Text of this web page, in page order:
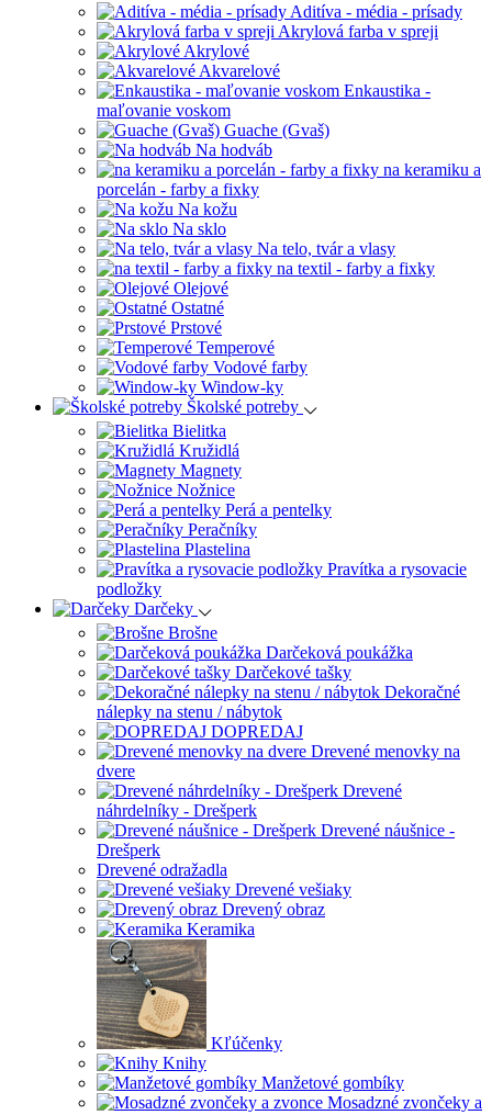
Aditíva - média - prísady
Akrylová farba v spreji
Akrylové
Akvarelové
Enkaustika -
maľovanie voskom
Guache (Gvaš)
Na hodváb
na keramiku a
porcelán - farby a fixky
Na kožu
Na sklo
Na telo, tvár a vlasy
na textil - farby a fixky
Olejové
Ostatné
Prstové
Temperové
Vodové farby
Window-ky
Školské potreby
Bielitka
Kružidlá
Magnety
Nožnice
Perá a pentelky
Peračníky
Plastelina
Pravítka a rysovacie
podložky
Darčeky
Brošne
Darčeková poukážka
Darčekové tašky
Dekoračné
nálepky na stenu / nábytok
DOPREDAJ
Drevené menovky na
dvere
Drevené
náhrdelníky - Drešperk
Drevené náušnice -
Drešperk
Drevené odražadla
Drevené vešiaky
Drevený obraz
Keramika
Kľúčenky
Knihy
Manžetové gombíky
Mosadzné zvončeky a